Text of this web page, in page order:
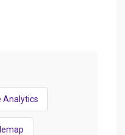
Analytics